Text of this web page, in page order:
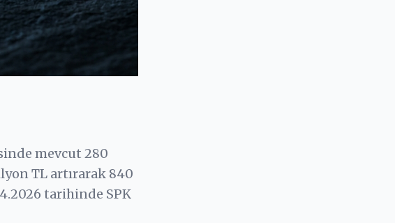
mevcut 280
TL artırarak 840
tarihinde SPK